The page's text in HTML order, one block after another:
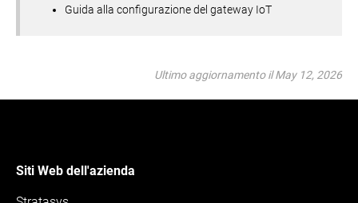
Guida alla configurazione del gateway IoT
Ultimo aggiornamento il May 12, 2026
Siti Web dell'azienda